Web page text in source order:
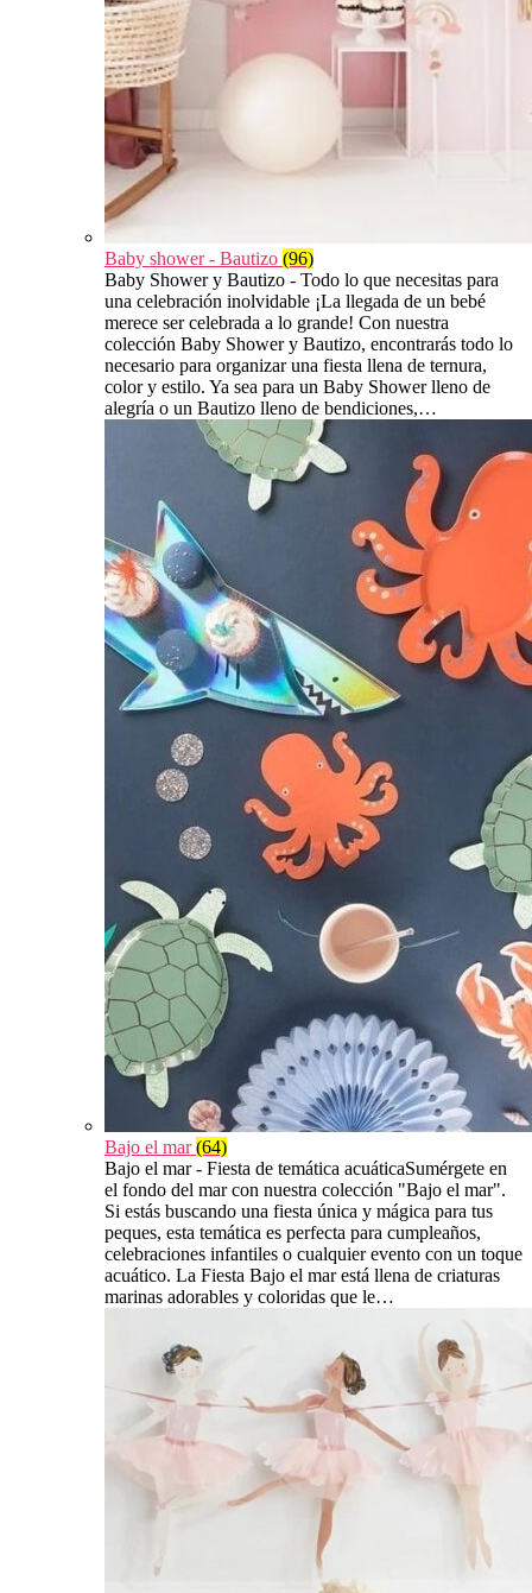
Baby shower - Bautizo (96)
Baby Shower y Bautizo - Todo lo que necesitas para
una celebración inolvidable ¡La llegada de un bebé
merece ser celebrada a lo grande! Con nuestra
colección Baby Shower y Bautizo, encontrarás todo lo
necesario para organizar una fiesta llena de ternura,
color y estilo. Ya sea para un Baby Shower lleno de
alegría o un Bautizo lleno de bendiciones,…
Bajo el mar(64)
Bajo el mar - Fiesta de temática acuáticaSumérgete en
el fondo del mar con nuestra colección "Bajo el mar".
Si estás buscando una fiesta única y mágica para tus
peques, esta temática es perfecta para cumpleaños,
celebraciones infantiles o cualquier evento con un toque
acuático. La Fiesta Bajo el mar está llena de criaturas
marinas adorables y coloridas que le…